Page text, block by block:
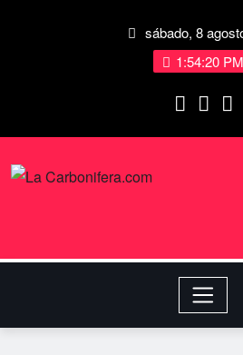
sábado, 8
1:54:21 PM